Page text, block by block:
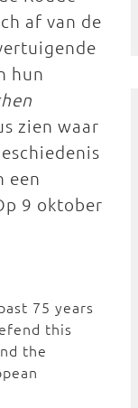
af van de
hun
zien waar
een
9 oktober
75 years
this
the